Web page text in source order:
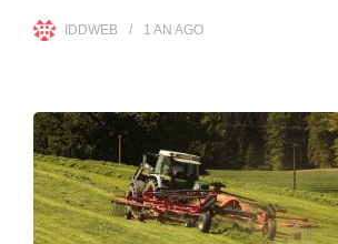
IDDWEB 1 AN AGO